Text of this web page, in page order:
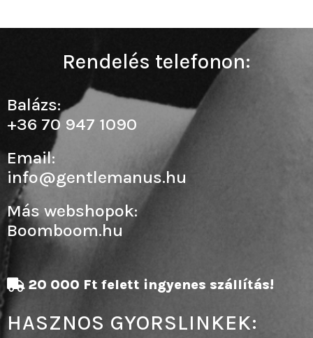
20 000 Ft felett ingyenes szállítás!
HASZNOS GYORSLINKEK:
Rendelés telefonon:
Balázs:
+36 70 947 1090
Email:
info@gentlemanus.hu
Más webshopok:
Boomboom.hu